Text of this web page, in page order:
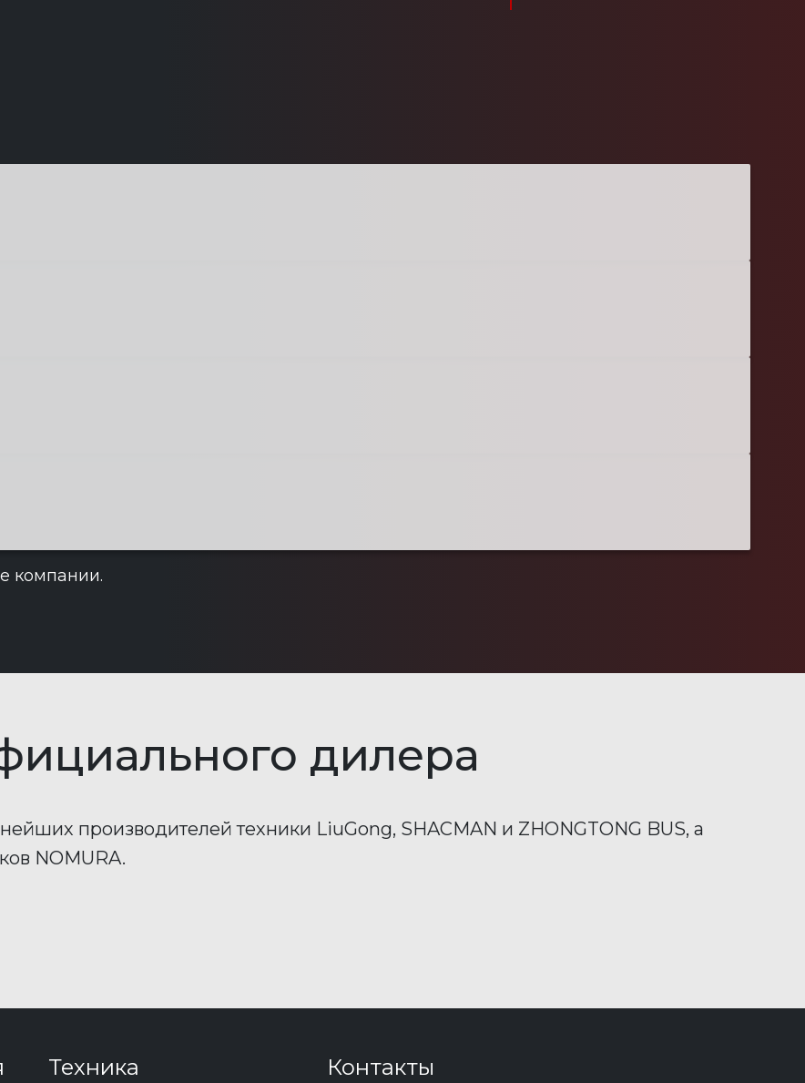
компании.
дилера
производителей техники LiuGong, SHACMAN и ZHONGTONG BUS, а
NOMURA.
Техника Контакты